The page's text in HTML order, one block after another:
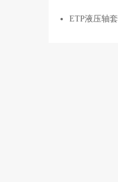
ETP液压轴套